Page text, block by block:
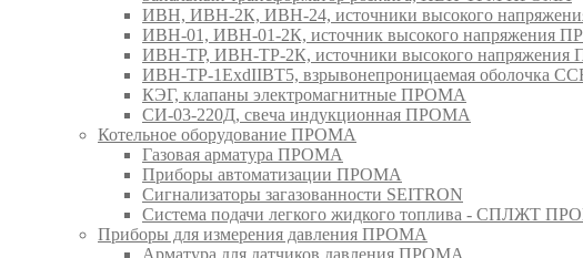
ИВН, ИВН-2К, ИВН-24, источники высокого
ИВН-01, ИВН-01-2К, источник высокого напряжения
ИВН-ТР, ИВН-ТР-2К, источники высокого
ИВН-ТР-1ExdIIBT5, взрывонепроницаемая оболочка
КЭГ, клапаны электромагнитные ПРОМА
СИ-03-220Д, свеча индукционная ПРОМА
Котельное оборудование ПРОМА
Газовая арматура ПРОМА
Приборы автоматизации ПРОМА
Сигнализаторы загазованности SEITRON
Система подачи легкого жидкого топлива - СПЛЖТ
Приборы для измерения давления ПРОМА
Арматура для датчиков давления ПРОМА